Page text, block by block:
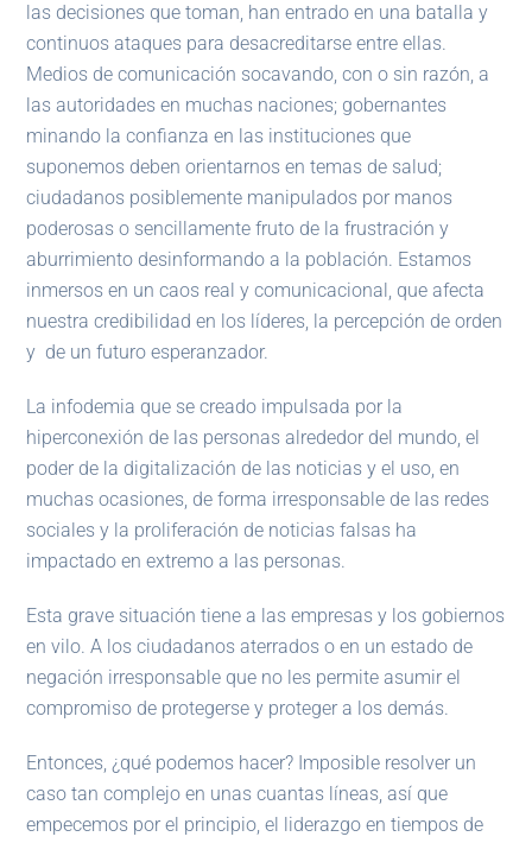
las decisiones que toman, han entrado en una batalla y
continuos ataques para desacreditarse entre ellas.
Medios de comunicación socavando, con o sin razón, a
las autoridades en muchas naciones; gobernantes
minando la confianza en las instituciones que
suponemos deben orientarnos en temas de salud;
ciudadanos posiblemente manipulados por manos
poderosas o sencillamente fruto de la frustración y
aburrimiento desinformando a la población. Estamos
inmersos en un caos real y comunicacional, que afecta
nuestra credibilidad en los líderes, la percepción de orden
y de un futuro esperanzador.
La infodemia que se creado impulsada por la
hiperconexión de las personas alrededor del mundo, el
poder de la digitalización de las noticias y el uso, en
muchas ocasiones, de forma irresponsable de las redes
sociales y la proliferación de noticias falsas ha
impactado en extremo a las personas.
Esta grave situación tiene a las empresas y los gobiernos
en vilo. A los ciudadanos aterrados o en un estado de
negación irresponsable que no les permite asumir el
compromiso de protegerse y proteger a los demás.
Entonces, ¿qué podemos hacer? Imposible resolver un
caso tan complejo en unas cuantas líneas, así que
empecemos por el principio, el liderazgo en tiempos de